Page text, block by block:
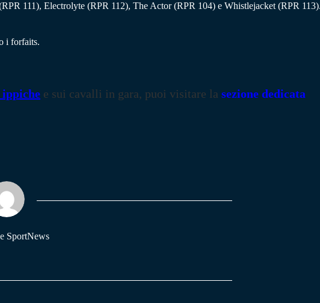
111), Electrolyte (RPR 112), The Actor (RPR 104) e Whistlejacket (RPR
i forfaits.
ippiche e sui cavalli in gara, puoi visitare la sezione dedicata
SportNews